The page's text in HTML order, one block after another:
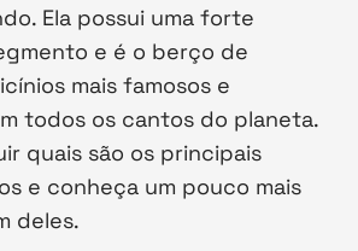
Ela possui uma forte
e é o berço de
mais famosos e
todos os cantos do planeta.
quais são os principais
e conheça um pouco mais
deles.